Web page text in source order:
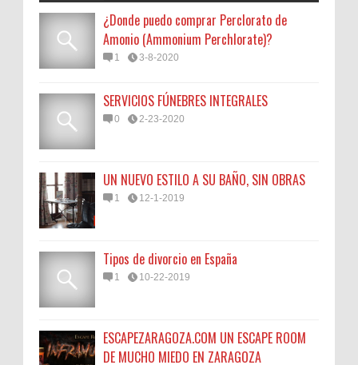
¿Donde puedo comprar Perclorato de
Amonio (Ammonium Perchlorate)?
1 3-8-2020
SERVICIOS FÚNEBRES INTEGRALES
0 2-23-2020
UN NUEVO ESTILO A SU BAÑO, SIN OBRAS
1 12-1-2019
Tipos de divorcio en España
1 10-22-2019
ESCAPEZARAGOZA.COM UN ESCAPE ROOM
DE MUCHO MIEDO EN ZARAGOZA